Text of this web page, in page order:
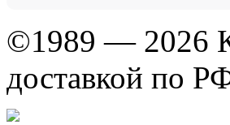
©1989 — 2026
доставкой по